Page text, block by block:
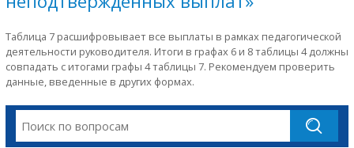
Таблица 7 расшифровывает все выплаты в рамках педагогической
деятельности руководителя. Итоги в графах 6 и 8 таблицы 4 должны
совпадать с итогами графы 4 таблицы 7. Рекомендуем проверить
данные, введенные в других формах.